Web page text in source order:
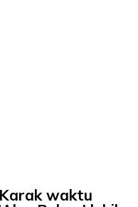
waktu